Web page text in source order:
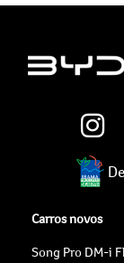
Carros novos
Song Pro DM-i